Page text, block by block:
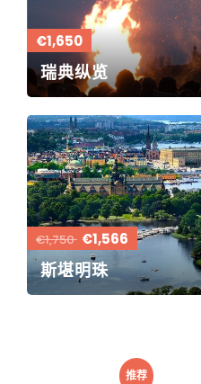
€1,650
瑞典纵览
€1,750 €1,566
斯堪明珠
推荐